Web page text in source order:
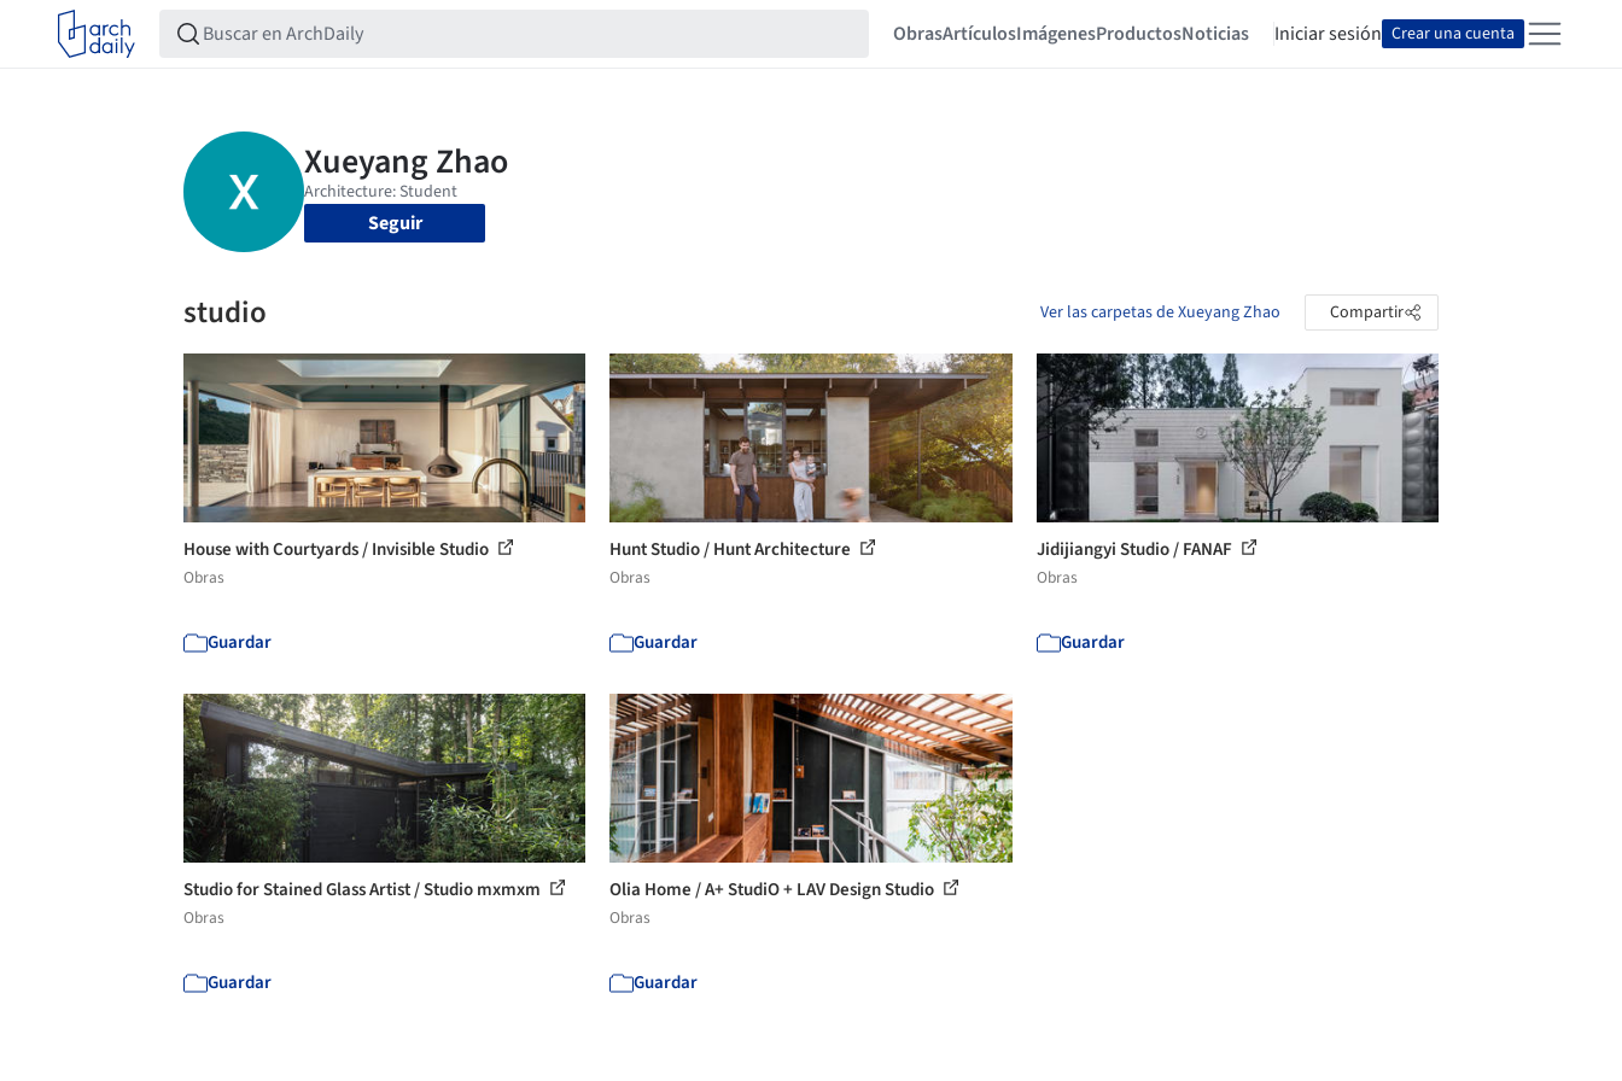
ObrasArtículosImágenesProductosNoticias Iniciar sesión Crear una cuenta
Seguir
studio Ver las carpetas de Xueyang Zhao Compartir
House with Courtyards / Invisible Studio
Obras
Guardar
Hunt Studio / Hunt Architecture
Obras
Guardar
Jidijiangyi Studio / FANAF
Obras
Guardar
Studio for Stained Glass Artist / Studio mxmxm
Obras
Guardar
Olia Home / A+ StudiO + LAV Design Studio
Obras
Guardar